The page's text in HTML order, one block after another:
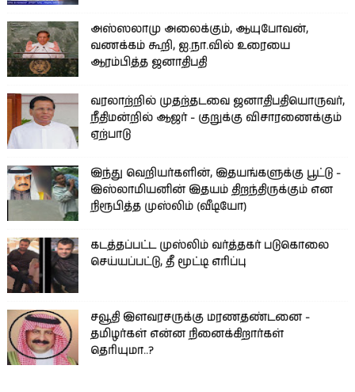
அஸ்ஸலாமு அலைக்கும், ஆயுபோவன்,
வணக்கம் கூறி, ஐ.நா.வில் உரையை
ஆரம்பித்த ஜனாதிபதி
வரலாற்றில் முதற்தடவை ஜனாதிபதியொருவர்,
நீதிமன்றில் ஆஜர் - குறுக்கு விசாரணைக்கும்
ஏற்பாடு
இந்து வெறியர்களின், இதயங்களுக்கு பூட்டு -
இஸ்லாமியனின் இதயம் திறந்திருக்கும் என
நிரூபித்த முஸ்லிம் (வீடியோ)
கடத்தப்பட்ட முஸ்லிம் வர்த்தகர் படுகொலை
செய்யப்பட்டு, தீ மூட்டி எரிப்பு
சவூதி இளவரசருக்கு மரணதண்டனை -
தமிழர்கள் என்ன நினைக்கிறார்கள்
தெரியுமா..?